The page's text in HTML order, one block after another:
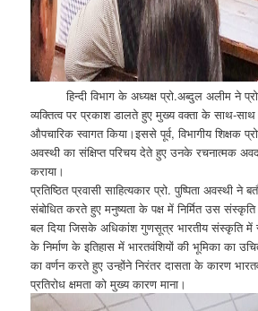
हिन्दी विभाग के अध्यक्ष प्रो.अब्दुल अलीम ने
व्यक्तित्व पर प्रकाश डालते हुए मुख्य वक्ता के साथ-
औपचारिक स्वागत किया।इससे पूर्व, विभागीय शिक्षक
अवस्थी का संक्षिप्त परिचय देते हुए उनके रचनात्मक
कराया।
प्रतिष्ठित प्रवासी साहित्यकार प्रो. पुष्पिता अवस्थी ने
संबोधित करते हुए मनुष्यता के पक्ष में निर्मित उस
बल दिया जिसके अधिकांश गुणसूत्र भारतीय संस्कृति में
के निर्माण के इतिहास में भारतवंशियों की भूमिका का
का वर्णन करते हुए उन्होंने निरंतर दासता के कारण
प्रतिरोध क्षमता को मुख्य कारण माना।